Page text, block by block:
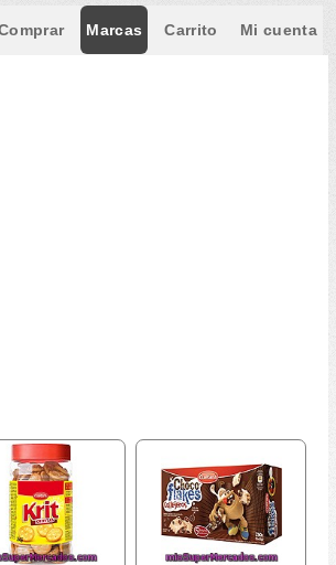
Marcas Carrito Mi cuenta